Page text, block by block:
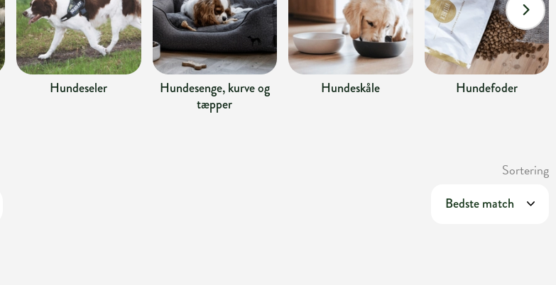
Hundeseler
Hundesenge, kurve og
tæpper
Hundeskåle Hundefoder
Sortering